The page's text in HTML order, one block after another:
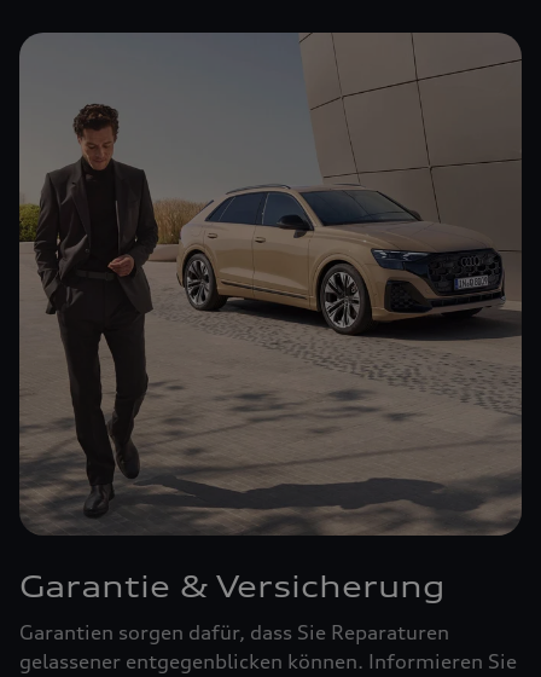
Garantie & Versicherung
Garantien sorgen dafür, dass Sie Reparaturen
gelassener entgegenblicken können. Informieren Sie